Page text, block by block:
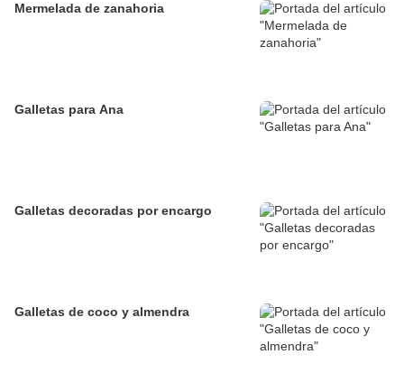
Mermelada de zanahoria
Galletas para Ana
Galletas decoradas por encargo
Galletas de coco y almendra